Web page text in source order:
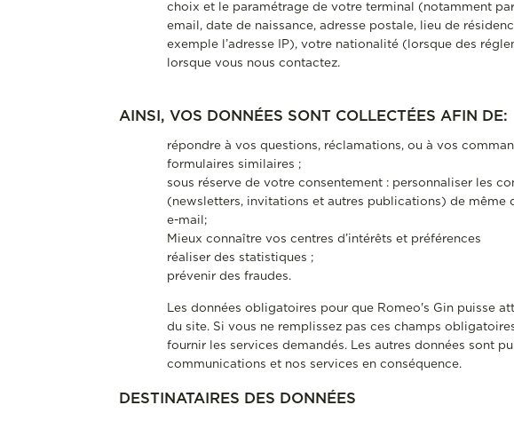
choix et le paramétrage de votre terminal (notamment
email, date de naissance, adresse postale, lieu de
exemple l’adresse IP), votre nationalité (lorsque des
lorsque vous nous contactez.
AINSI, VOS DONNÉES SONT COLLECTÉES AFIN DE:
répondre à vos questions, réclamations, ou à vos
formulaires similaires ;
sous réserve de votre consentement : personnaliser les
(newsletters, invitations et autres publications) de même
e-mail;
Mieux connaître vos centres d’intérêts et préférences
réaliser des statistiques ;
prévenir des fraudes.
Les données obligatoires pour que Romeo's Gin puisse
du site. Si vous ne remplissez pas ces champs
fournir les services demandés. Les autres données sont
communications et nos services en conséquence.
DESTINATAIRES DES DONNÉES